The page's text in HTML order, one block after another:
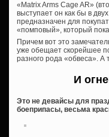
«Matrix Arms Cage AR»
выступает он как бы в
предназначен для
«помповый», который
Причем вот это
уже обещает скорейшее
разного рода «обвеса».
И
Это не девайсы для
боеприпасы, весьма